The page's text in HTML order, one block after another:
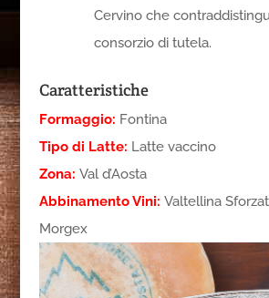
Cervino che
consorzio di tutela.
Caratteristiche
Formaggio: Fontina
Tipo di Latte: Latte vaccino
Zona: Val d’Aosta
Abbinamento Vini: Valtellina
Morgex